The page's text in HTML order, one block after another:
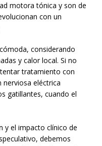
motora tónica y son de
con un
considerando
y calor local. Si no
tratamiento con
eléctrica
gatillantes, cuando el
y el impacto clínico de
debemos